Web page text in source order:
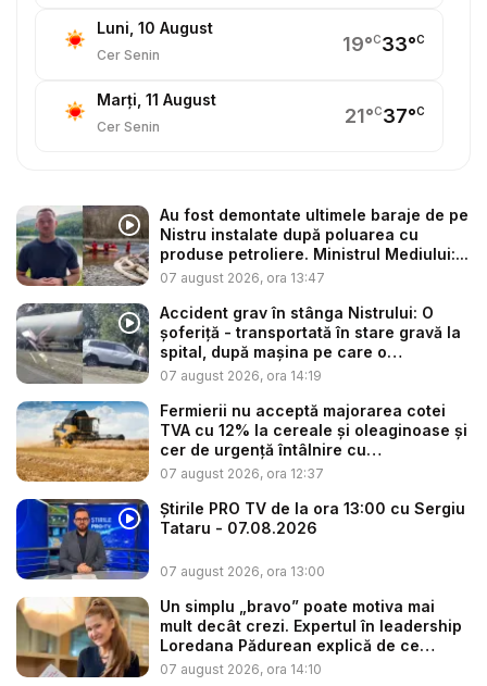
Luni, 10 August
Cer Senin 19°C33°C
Marți, 11 August
Cer Senin 21°C37°C
Au fost demontate ultimele baraje de pe
Nistru instalate după poluarea cu
produse petroliere. Ministrul Mediului:...
07 august 2026, ora 13:47
Accident grav în stânga Nistrului: O
șoferiță - transportată în stare gravă la
spital, după mașina pe care o
conduce...
07 august 2026, ora 14:19
Fermierii nu acceptă majorarea cotei
TVA cu 12% la cereale și oleaginoase și
cer de urgență întâlnire cu
autoritățile:...
07 august 2026, ora 12:37
Știrile PRO TV de la ora 13:00 cu Sergiu
Tataru - 07.08.2026
07 august 2026, ora 13:00
Un simplu „bravo” poate motiva mai
mult decât crezi. Expertul în leadership
Loredana Pădurean explică de ce
valid...
07 august 2026, ora 14:10